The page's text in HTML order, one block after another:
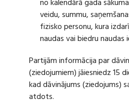
veidu, summu,
fizisko personu, kura
naudas vai biedru naudas
Partijām informācija par
(ziedojumiem) jāiesniedz 15
kad dāvinājums (ziedojums)
atdots.